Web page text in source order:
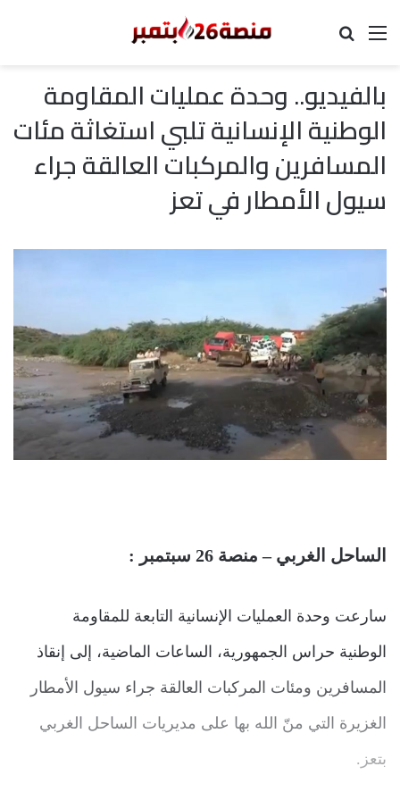
القائمة
بالفيديو.. وحدة عمليات المقاومة
الوطنية الإنسانية تلبي استغاثة مئات
المسافرين والمركبات العالقة جراء
سيول الأمطار في تعز
الساحل الغربي – منصة 26 سبتمبر :
سارعت وحدة العمليات الإنسانية التابعة للمقاومة
الوطنية حراس الجمهورية، الساعات الماضية، إلى إنقاذ
المسافرين ومئات المركبات العالقة جراء سيول الأمطار
الغزيرة التي منّ الله بها على مديريات الساحل الغربي
بتعز.